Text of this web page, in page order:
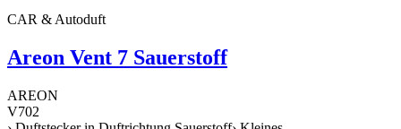
CAR & Autoduft
Areon Vent 7 Sauerstoff
AREON
V702